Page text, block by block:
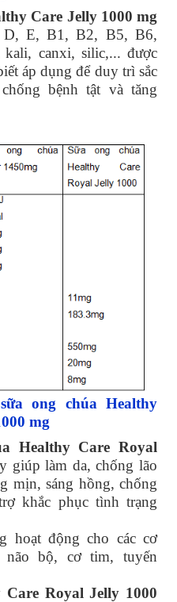
Care Jelly 1000 mg
D, E, B1, B2, B5, B6,
canxi, silic,... được
áp dụng để duy trì sắc
bệnh tật và tăng
ong chúa Healthy
mg
Healthy Care Royal
giúp làm da, chống lão
mịn, sáng hồng, chống
khắc phục tình trạng
hoạt động cho các cơ
não bộ, cơ tim, tuyến
Royal Jelly 1000